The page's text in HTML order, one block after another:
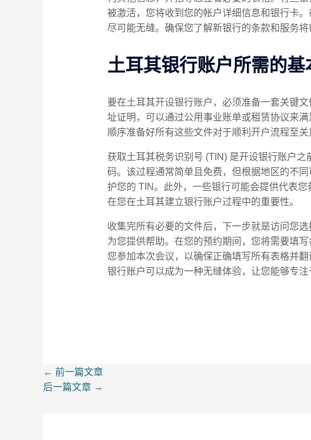
被激活，您将收到您的帐户详细信息和银行卡
尽可能无缝。确保您了解新银行的条款和服务
土耳其银行账户所需的基
要在土耳其开设银行账户，必须准备一套关键
址证明，可以通过公用事业账单或租赁协议来
顺序准备好所有这些文件对于顺利开户流程至
获取土耳其税务识别号 (TIN) 是开设银行账户
码。该过程通常简单且免费，但根据地区的不
护您的 TIN。此外，一些银行可能会提供代表
在您在土耳其建立银行账户过程中的重要性。
收集完所有必要的文件后，下一步就是访问您
为您提供帮助。在您的预约期间，您将需要填
您参加本次会议，以确保正确填写所有表格并
银行账户可以成为一种无缝体验，让您能够专注
← 前一篇文章
后一篇文章 →